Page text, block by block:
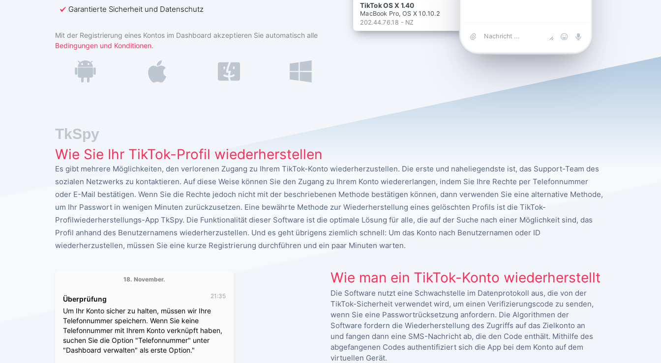
Garantierte Sicherheit und Datenschutz
Mit der Registrierung eines Kontos im Dashboard akzeptieren Sie automatisch alle
Bedingungen und Konditionen.
TikTok OS X 1.40
MacBook Pro, OS X 10.10.2
202.44.76.18 - NZ
TkSpy
Wie Sie Ihr TikTok-Profil wiederherstellen
Es gibt mehrere Möglichkeiten, den verlorenen Zugang zu Ihrem TikTok-Konto wiederherzustellen. Die erste und naheliegendste ist, das Support-Team des
sozialen Netzwerks zu kontaktieren. Auf diese Weise können Sie den Zugang zu Ihrem Konto wiedererlangen, indem Sie Ihre Rechte per Telefonnummer
oder E-Mail bestätigen. Wenn Sie die Rechte jedoch nicht mit der beschriebenen Methode bestätigen können, dann verwenden Sie eine alternative Methode,
um Ihr Passwort in wenigen Minuten zurückzusetzen. Eine bewährte Methode zur Wiederherstellung eines gelöschten Profils ist die TikTok-
Profilwiederherstellungs-App TkSpy. Die Funktionalität dieser Software ist die optimale Lösung für alle, die auf der Suche nach einer Möglichkeit sind, das
Profil anhand des Benutzernamens wiederherzustellen. Und es geht übrigens ziemlich schnell: Um das Konto nach Benutzernamen oder ID
wiederherzustellen, müssen Sie eine kurze Registrierung durchführen und ein paar Minuten warten.
18. November.
21:35
Überprüfung
Um Ihr Konto sicher zu halten, müssen wir Ihre
Telefonnummer speichern. Wenn Sie keine
Telefonnummer mit Ihrem Konto verknüpft haben,
suchen Sie die Option "Telefonnummer" unter
"Dashboard verwalten" als erste Option."
Wie man ein TikTok-Konto wiederherstellt
Die Software nutzt eine Schwachstelle im Datenprotokoll aus, die von der
TikTok-Sicherheit verwendet wird, um einen Verifizierungscode zu senden,
wenn Sie eine Passwortrücksetzung anfordern. Die Algorithmen der
Software fordern die Wiederherstellung des Zugriffs auf das Zielkonto an
und fangen dann eine SMS-Nachricht ab, die den Code enthält. Mithilfe des
abgefangenen Codes authentifiziert sich die App bei dem Konto auf dem
virtuellen Gerät.